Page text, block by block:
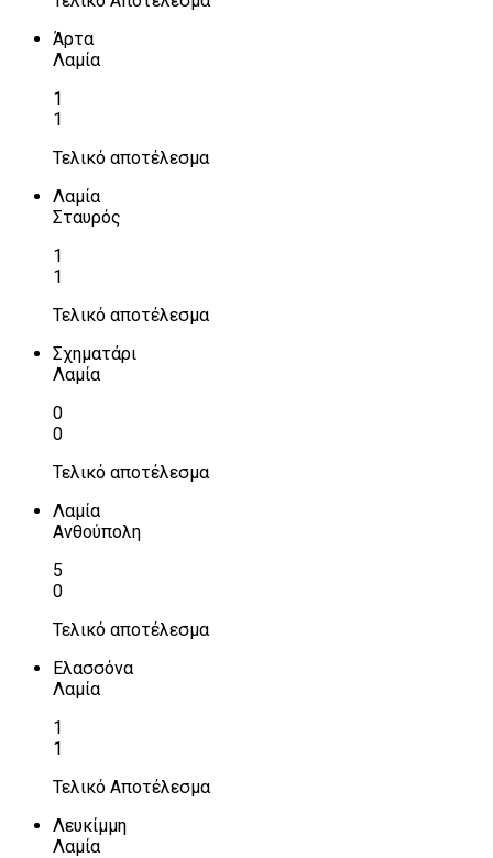
Άρτα
Λαμία
1
1
Τελικό αποτέλεσμα
Λαμία
Σταυρός
1
1
Τελικό αποτέλεσμα
Σχηματάρι
Λαμία
0
0
Τελικό αποτέλεσμα
Λαμία
Ανθούπολη
5
0
Τελικό αποτέλεσμα
Ελασσόνα
Λαμία
1
1
Τελικό Αποτέλεσμα
Λευκίμμη
Λαμία